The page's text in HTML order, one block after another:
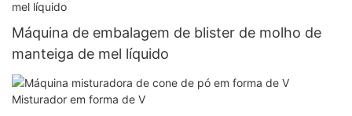
Máquina de embalagem de blister de molho de
manteiga de mel líquido